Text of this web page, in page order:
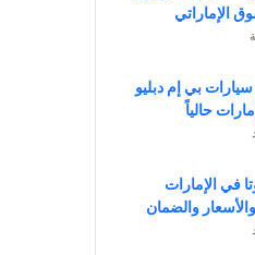
الإماراتي
بي إم دبليو
حالياً
في الإمارات
والضمان